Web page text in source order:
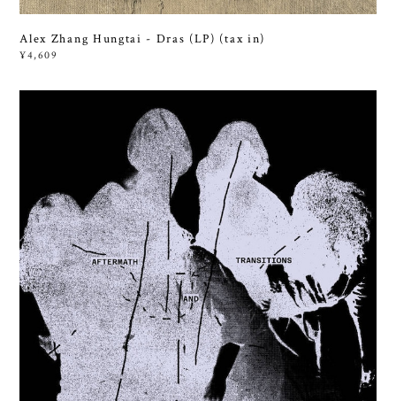
Alex Zhang Hungtai - Dras (LP) (tax in)
¥4,609